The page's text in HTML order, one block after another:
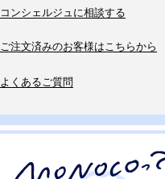
コンシェルジュに相談する
ご注文済みのお客様はこちらから
よくあるご質問